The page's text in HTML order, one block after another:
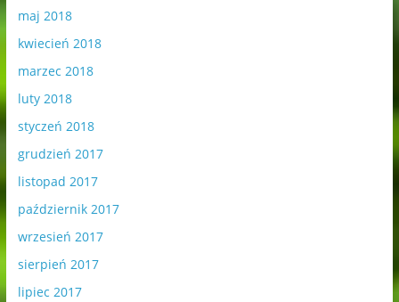
maj 2018
kwiecień 2018
marzec 2018
luty 2018
styczeń 2018
grudzień 2017
listopad 2017
październik 2017
wrzesień 2017
sierpień 2017
lipiec 2017